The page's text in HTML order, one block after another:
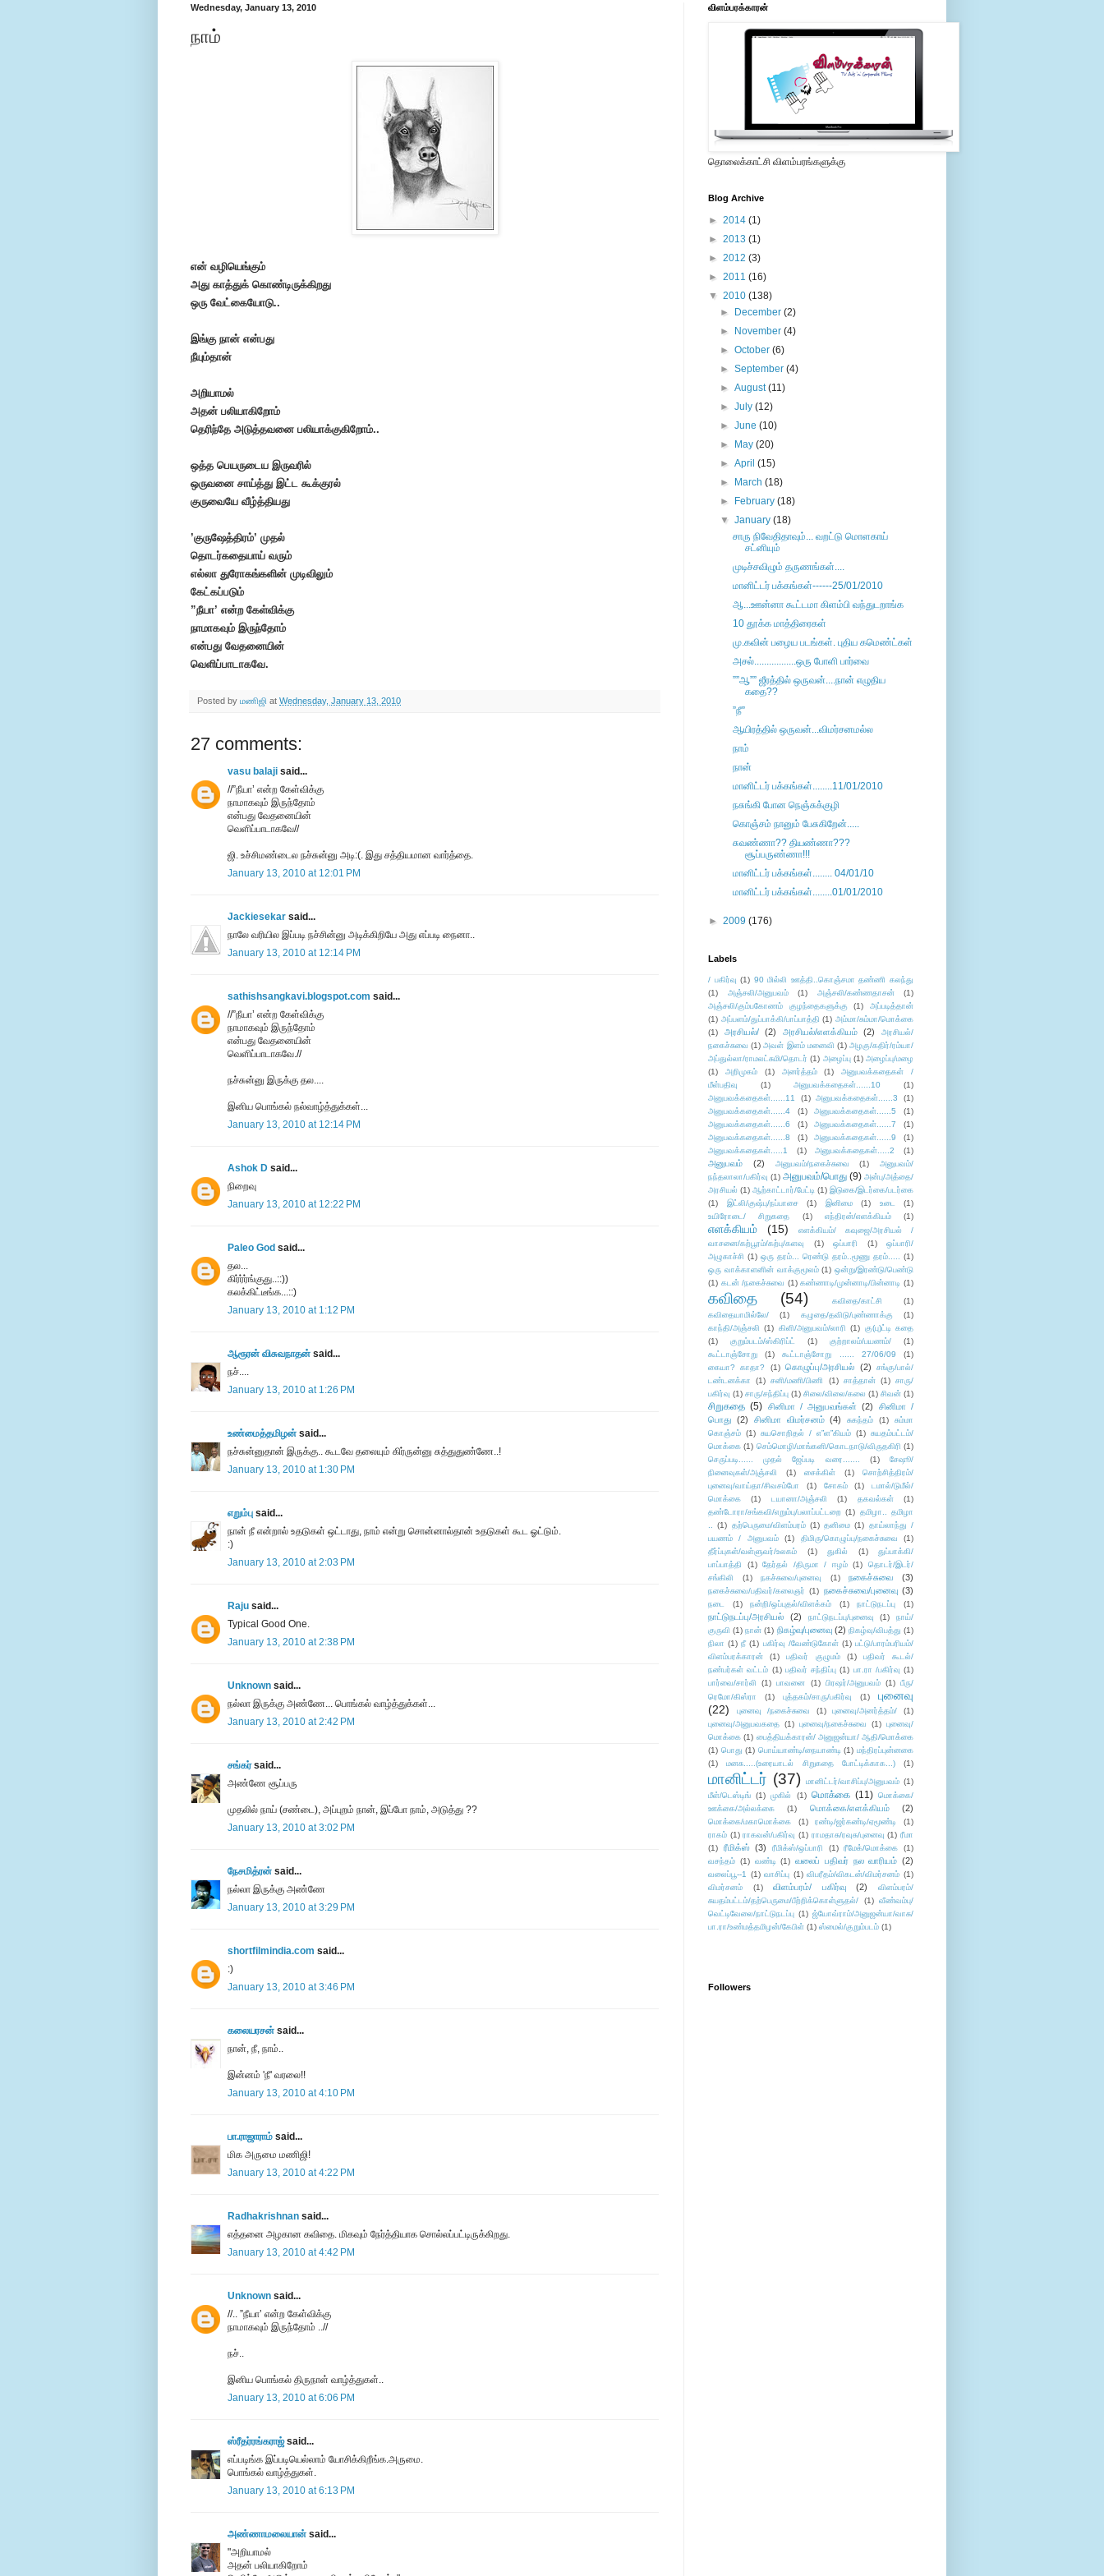
Wednesday, January 13, 2010
நாம்
என் வழியெங்கும்
அது காத்துக் கொண்டிருக்கிறது
ஒரு வேட்கையோடு..
இங்கு நான் என்பது
நீயும்தான்
அறியாமல்
அதன் பலியாகிறோம்
தெரிந்தே அடுத்தவனை பலியாக்குகிறோம்..
ஒத்த பெயருடைய இருவரில்
ஒருவனை சாய்த்து இட்ட கூக்குரல்
குருவையே வீழ்த்தியது
’குருஷேத்திரம்’ முதல்
தொடர்கதையாய் வரும்
எல்லா துரோகங்களின் முடிவிலும்
கேட்கப்படும்
”நீயா’ என்ற கேள்விக்கு
நாமாகவும் இருந்தோம்
என்பது வேதனையின்
வெளிப்பாடாகவே.
Posted by மணிஜி at Wednesday, January 13, 2010
27 comments:
vasu balaji said...
//”நீயா’ என்ற கேள்விக்கு
நாமாகவும் இருந்தோம்
என்பது வேதனையின்
வெளிப்பாடாகவே//
ஜி. உச்சிமண்டைல நச்சுன்னு அடி:(. இது சத்தியமான வார்த்தை.
January 13, 2010 at 12:01 PM
Jackiesekar said...
நாலே வரியில இப்படி நச்சின்னு அடிக்கிறியே அது எப்படி நைனா..
January 13, 2010 at 12:14 PM
sathishsangkavi.blogspot.com said...
//”நீயா’ என்ற கேள்விக்கு
நாமாகவும் இருந்தோம்
என்பது வேதனையின்
வெளிப்பாடாகவே.//
நச்சுன்னு இருக்கு தல....
இனிய பொங்கல் நல்வாழ்த்துக்கள்...
January 13, 2010 at 12:14 PM
Ashok D said...
நிறைவு
January 13, 2010 at 12:22 PM
Paleo God said...
தல...
கிர்ர்ர்ங்குது..::))
கலக்கிட்டீங்க...::)
January 13, 2010 at 1:12 PM
ஆரூரன் விசுவநாதன் said...
நச்....
January 13, 2010 at 1:26 PM
உண்மைத்தமிழன் said...
நச்சுன்னுதான் இருக்கு.. கூடவே தலையும் கிர்ருன்னு சுத்துதுண்ணே..!
January 13, 2010 at 1:30 PM
எறும்பு said...
நான் நீ என்றால் உதடுகள் ஒட்டாது, நாம் என்று சொன்னால்தான் உதடுகள் கூட ஓட்டும்.
:)
January 13, 2010 at 2:03 PM
Raju said...
Typical Good One.
January 13, 2010 at 2:38 PM
Unknown said...
நல்லா இருக்கு அண்ணே... பொங்கல் வாழ்த்துக்கள்...
January 13, 2010 at 2:42 PM
சங்கர்said...
அண்ணே சூப்பரு
முதலில் நாய் (சண்டை), அப்புறம் நான், இப்போ நாம், அடுத்து ??
January 13, 2010 at 3:02 PM
நேசமித்ரன் said...
நல்லா இருக்கு அண்ணே
January 13, 2010 at 3:29 PM
shortfilmindia.com said...
:)
January 13, 2010 at 3:46 PM
கலையரசன் said...
நான், நீ, நாம்..
இன்னம் 'நீ' வரலை!!
January 13, 2010 at 4:10 PM
பா.ராஜாராம் said...
மிக அருமை மணிஜி!
January 13, 2010 at 4:22 PM
Radhakrishnan said...
எத்தனை அழகான கவிதை. மிகவும் நேர்த்தியாக சொல்லப்பட்டிருக்கிறது.
January 13, 2010 at 4:42 PM
Unknown said...
//.. ”நீயா’ என்ற கேள்விக்கு
நாமாகவும் இருந்தோம் ..//
நச்..
இனிய பொங்கல் திருநாள் வாழ்த்துகள்..
January 13, 2010 at 6:06 PM
ஸ்ரீதர்ரங்கராஜ்said...
எப்படிங்க இப்படியெல்லாம் யோசிக்கிறீங்க.அருமை.
பொங்கல் வாழ்த்துகள்.
January 13, 2010 at 6:13 PM
அண்ணாமலையான் said...
"அறியாமல்
அதன் பலியாகிறோம்
விளம்பரக்காரன்
தொலைக்காட்சி விளம்பரங்களுக்கு
Blog Archive
► 2014 (1)
► 2013 (1)
► 2012 (3)
► 2011 (16)
▼ 2010 (138)
►
December(2)
►
November(4)
►October(6)
►September(4)
►August(11)
►July(12)
►June(10)
►
May(20)
►April(15)
►
March(18)
►
February(18)
▼January(18)
சாரு நிவேதிதாவும்... வறட்டு மொளகாய்
சட்னியும்
முடிச்சவிழும் தருணங்கள்....
மானிட்டர் பக்கங்கள்------25/01/2010
ஆ...ஊன்னா கூட்டமா கிளம்பி வந்துடறாங்க
10 தூக்க மாத்திரைகள்
மு.கவின் பழைய படங்கள். புதிய கமெண்ட்கள்
அசல்.................ஒரு போளி பார்வை
””ஆ”” ஜீரத்தில் ஒருவன்....நான் எழுதிய
கதை??
”நீ”
ஆயிரத்தில் ஒருவன்...விமர்சனமல்ல
நாம்
நான்
மானிட்டர் பக்கங்கள்........11/01/2010
நசுங்கி போன நெஞ்சுக்குழி
கொஞ்சம் நானும் பேசுகிறேன்.....
சுவண்ணா?? தியண்ணா???
சூப்பருண்ணா!!!
மானிட்டர் பக்கங்கள்........ 04/01/10
மானிட்டர் பக்கங்கள்........01/01/2010
► 2009 (176)
Labels
/ பகிர்வு (1) 90 மில்லி ஊத்தி..கொஞ்சமா தண்ணி கலந்து
(1)
அஞ்சலி/அனுபவம் (1) அஞ்சலி/கண்ணதாசன்
(1)
அஞ்சலி/கும்பகோணம் குழந்தைகளுக்கு
(1)
அப்படித்தான்
(1) அப்பளம்/துப்பாக்கி/பாப்பாத்தி (1) அம்மா/சும்மா/மொக்கை
(1)
அரசியல்/ (2) அரசியல்/எளக்கியம் (2)
அரசியல்/
நகைச்சுவை (1) அவள் இளம் மனைவி (1) அழகு/கதிர்/ரம்யா/
அப்துல்லா/ராமலட்சுமி/தொடர் (1) அழைப்பு (1) அழைப்பு/மழை
(1)
அறிமுகம் (1) அனர்த்தம் (1)
அனுபவக்கதைகள் /
மீள்பதிவு
(1) அனுபவக்கதைகள்......10
(1)
அனுபவக்கதைகள்......11
(1) அனுபவக்கதைகள்......3
(1)
அனுபவக்கதைகள்......4
(1) அனுபவக்கதைகள்......5
(1)
அனுபவக்கதைகள்......6
(1) அனுபவக்கதைகள்......7
(1)
அனுபவக்கதைகள்......8
(1) அனுபவக்கதைகள்......9
(1)
அனுபவக்கதைகள்.....1
(1) அனுபவக்கதைகள்.....2 (1)
அனுபவம் (2) அனுபவம்/நகைச்சுவை (1)
அனுபவம்/
நந்தலாலா/பகிர்வு (1) அனுபவம்/பொது (9) அன்பு/அத்தை/
அரசியல் (1) ஆற்காட்டார்/பேட்டி (1) இடுகை/இடர்கை/படர்கை
(1)
இட்லி/குஷ்பு/நப்பாசை (1) இனிமை (1) உடை
(1)
உயிரோடை/ சிறுகதை
(1) எந்திரன்/எளக்கியம் (1)
எளக்கியம் (15)
எளக்கியம்/ கவுஜை/அரசியல் /
வாசனை/கற்பூரம்/கற்பு/களவு
(1) ஒப்பாரி (1)
ஒப்பாரி/
அழுகாச்சி (1) ஒரு தரம்... ரெண்டு தரம்..மூணு தரம்..... (1)
ஒரு வாக்காளனின் வாக்குமூலம் (1) ஒன்று/இரண்டு/பெண்டு
(1) கடன் /நகைச்சுவை (1) கண்ணாடி/முன்னாடி/பின்னாடி (1)
கவிதை (54) கவிதை/காட்சி
(1)
கவிதையாமில்லே/
(1) கழுதை/தவிடு/புண்ணாக்கு
(1)
காந்தி/அஞ்சலி (1) கிளி/அனுபவம்/லாரி (1) கு(பு)ட்டி கதை
(1)
குறும்படம்/ஸ்கிரிப்ட் (1) குற்றாலம்/பயணம்/
(1)
கூட்டாஞ்சோறு
(1) கூட்டாஞ்சோறு ...... 27/06/09
(1)
கையா? காதா?
(1) கொழுப்பு/அரசியல் (2)
சங்கு/பால்/
டண்டனக்கா
(1) சனி/மணி/பிணி (1) சாத்தான் (1) சாரு/
பகிர்வு (1) சாரு/சந்திப்பு (1) சிலை/விலை/கலை (1) சிவன் (1)
சிறுகதை (5) சினிமா / அனுபவங்கள் (2)
சினிமா /
பொது (2) சினிமா விமர்சனம் (4) சுகந்தம் (1)
சும்மா
கொஞ்சம் (1) சுயசொறிதல் / எ”ள”கியம் (1) சுயதம்பட்டம்/
மொக்கை (1) செம்மொழி/மாங்கனி/கொடநாடு/விருதகிரி (1)
செருப்படி...... முதல் ஜேப்படி வரை.......
(1)
சேஷூ/
நினைவுகள்/அஞ்சலி
(1) சைக்கிள் (1)
சொற்சித்திரம்/
புனைவு/வாய்தா/சிவசம்போ
(1) சோகம் (1)
டமால்/டுமீல்/
மொக்கை
(1) டயானா/அஞ்சலி (1) தகவல்கள்
(1)
தண்டோரா/சங்கவி/எறும்பு/பலாப்பட்டறை (1) தமிழா.. தமிழா
.. (1) தற்பெருமை/விளம்பரம் (1) தனிமை (1) தாய்லாந்து /
பயணம் / அனுபவம்
(1) திமிரு/கொழுப்பு/நகைச்சுவை
(1)
தீர்ப்புகள்/வள்ளுவர்/உலகம்
(1) துகில் (1)
துப்பாக்கி/
பாப்பாத்தி
(1) தேர்தல் /திருமா / ஈழம் (1)
தொடர்/இடர்/
சங்கிலி
(1) நகச்சுவை/புனைவு (1) நகைச்சுவை (3)
நகைச்சுவை/பதிவர்/கலைஞர் (1) நகைச்சுவை/புனைவு (3)
நடை (1) நன்றி/ஒப்புதல்/விளக்கம் (1) நாட்டுநடப்பு (1)
நாட்டுநடப்பு/அரசியல் (2) நாட்டுநடப்பு/புனைவு (1)
நாய்/
குருவி (1) நான் (1) நிகழ்வு/புனைவு (2) நிகழ்வு/விபத்து (1)
நிலா (1) நீ (1) பகிர்வு /வேண்டுகோள் (1) பட்டு/பாரம்பரியம்/
விளம்பரக்காரன்
(1) பதிவர் குழுமம் (1)
பதிவர் கூடல்/
நண்பர்கள் வட்டம் (1) பதிவர் சந்திப்பு (1) பா.ரா /பகிர்வு (1)
பார்வை/சார்லி
(1) பாவனை (1) பிரஷர்/அனுபவம் (1) பீரு/
ரெமோ/கிஸ்ரா
(1) புத்தகம்/சாரு/பகிர்வு (1)
புனைவு
(22)
புனைவு /நகைச்சுவை (1) புனைவு/அனர்த்தம்/
(1)
புனைவு/அனுபவகதை (1) புனைவு/நகைச்சுவை (1) புனைவு/
மொக்கை (1) பைத்தியக்காரன்/ அனுஜன்யா/ ஆதி/மொக்கை
(1) பொது (1) பொய்யாண்டி/நையாண்டி (1) மந்திரப்புன்னகை
(1)
மனசு.....(உரையாடல் சிறுகதை போட்டிக்காக...) (1)
மானிட்டர் (37) மானிட்டர்/வாசிப்பு/அனுபவம் (1)
மீள்/டெஸ்டிங் (1) முகில் (1) மொக்கை (11) மொக்கை/
ஊக்கை/அல்லக்கை
(1) மொக்கை/எளக்கியம் (2)
மொக்கை/மகாமொக்கை (1) ரண்டி/ஜர்கண்டி/ஏமூண்டி
(1)
ராகம் (1) ராகவன்/பகிர்வு (1) ராமதாசு/ரவுசு/புனைவு (1) ரீமா
(1)
ரீமிக்ஸ் (3) ரீமிக்ஸ்/ஒப்பாரி (1) ரீமேக்/மொக்கை
(1)
வசந்தம் (1) வண்டி (1) வலைப் பதிவர் நல வாரியம் (2)
வலைப்பூ--1 (1) வாசிப்பு (1) விபரீதம்/விகடன்/விமர்சனம் (1)
விமர்சனம்
(1) விளம்பரம்/ பகிர்வு (2)
விளம்பரம்/
சுயதம்பட்டம்/தற்பெருமை/பீற்றிக்கொள்ளுதல்/
(1) வீண்வம்பு/
வெட்டிவேலை/நாட்டுநடப்பு (1) ஜ்யோவ்ராம்/அனுஜன்யா/வாசு/
பா.ரா/உண்மத்தமிழன்/கேபிள் (1) ஸ்மைல்/குறும்படம் (1)
Followers